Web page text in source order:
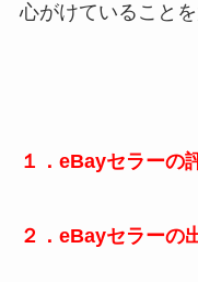
心がけていること
１．eBayセラーの
２．eBayセラーの